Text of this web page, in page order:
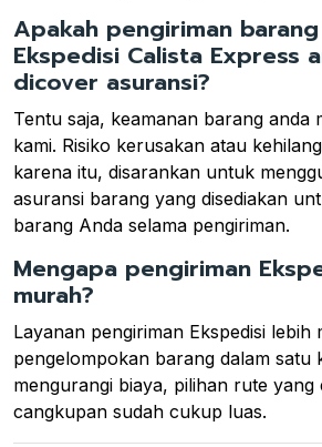
Apakah pengiriman
Ekspedisi Calista Express
dicover asuransi?
Tentu saja, keamanan barang anda
kami. Risiko kerusakan atau
karena itu, disarankan untuk
asuransi barang yang disediakan
barang Anda selama pengiriman.
Mengapa pengiriman
murah?
Layanan pengiriman Ekspedisi lebih
pengelompokan barang dalam satu
mengurangi biaya, pilihan rute yang
cangkupan sudah cukup luas.